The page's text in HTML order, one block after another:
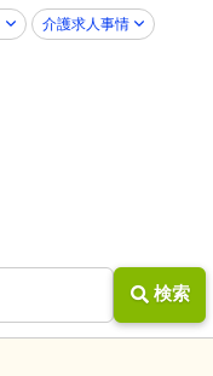
介護求人事情
検索